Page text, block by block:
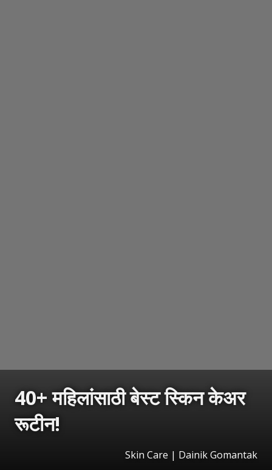
40+ महिलांसाठी बेस्ट स्किन केअर
रूटीन!
Skin Care | Dainik Gomantak